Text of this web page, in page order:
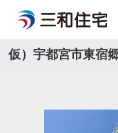
仮）宇都宮市東宿